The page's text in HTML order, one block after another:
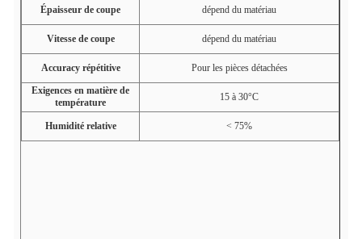
Épaisseur de coupe dépend du matériau
Vitesse de coupe dépend du matériau
Accuracy répétitive
Pour les pièces détachées
Exigences en matière de
température
15 à 30°C
Humidité relative < 75%